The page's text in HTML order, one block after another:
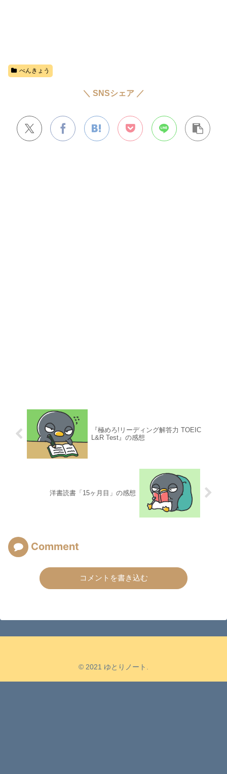
べんきょう
＼ SNSシェア ／
『極めろ!リーディング解答力 TOEIC
L&R Test』の感想
洋書読書「15ヶ月目」の感想
Comment
コメントを書き込む
© 2021 ゆとりノート.